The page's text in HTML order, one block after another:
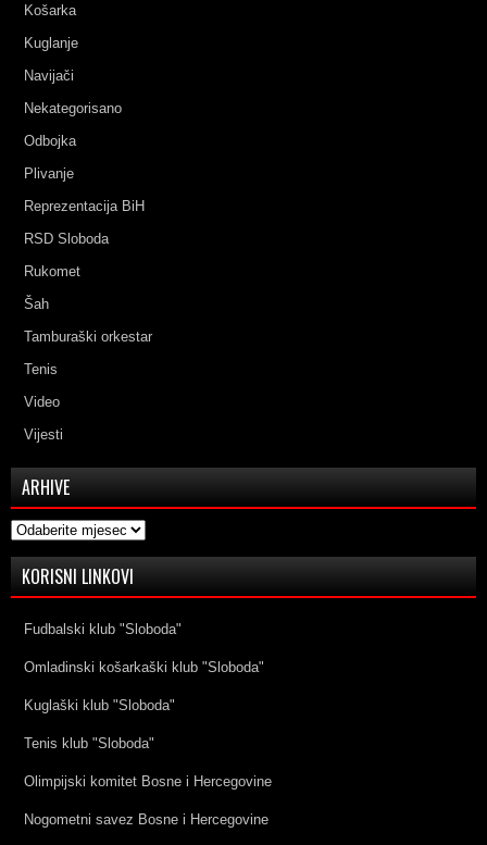
Košarka
Kuglanje
Navijači
Nekategorisano
Odbojka
Plivanje
Reprezentacija BiH
RSD Sloboda
Rukomet
Šah
Tamburaški orkestar
Tenis
Video
Vijesti
ARHIVE
Arhive
KORISNI LINKOVI
Fudbalski klub "Sloboda"
Omladinski košarkaški klub "Sloboda"
Kuglaški klub "Sloboda"
Tenis klub "Sloboda"
Olimpijski komitet Bosne i Hercegovine
Nogometni savez Bosne i Hercegovine